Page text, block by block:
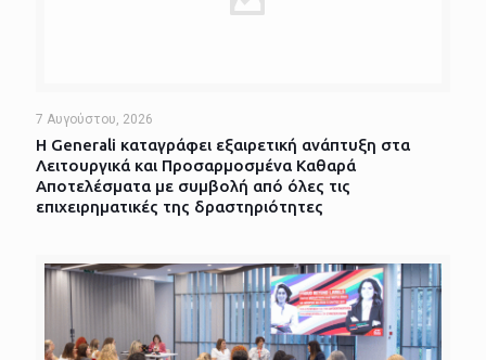
7 Αυγούστου, 2026
Η Generali καταγράφει εξαιρετική ανάπτυξη στα
Λειτουργικά και Προσαρμοσμένα Καθαρά
Αποτελέσματα με συμβολή από όλες τις
επιχειρηματικές της δραστηριότητες